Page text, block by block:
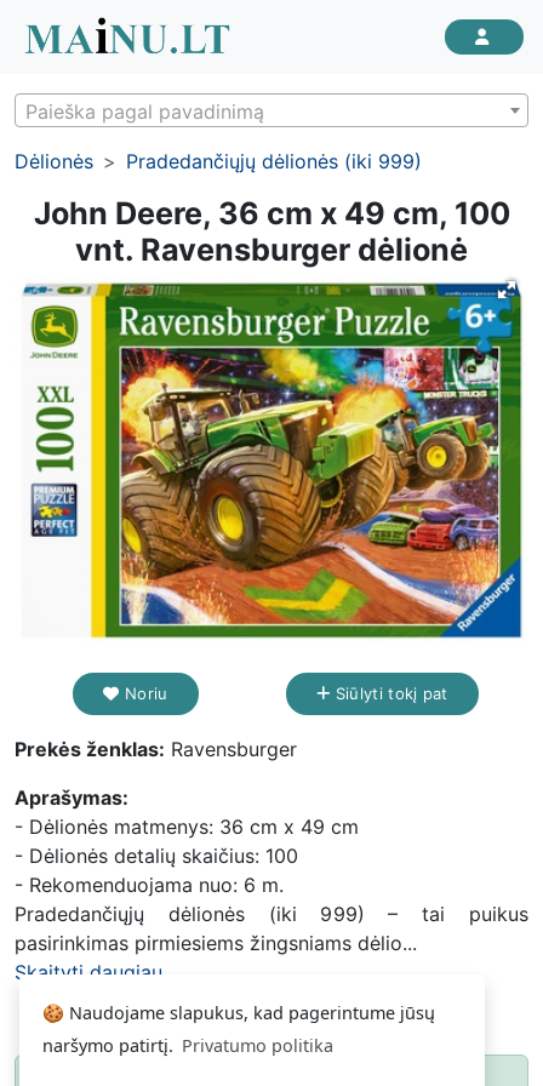
🍪 Naudojame slapukus, kad pagerintume jūsų
naršymo patirtį. Privatumo politika
Paieška pagal pavadinimą
Dėlionės Pradedančiųjų dėlionės (iki 999)
John Deere, 36 cm x 49 cm, 100
vnt. Ravensburger dėlionė
Noriu Siūlyti tokį pat
Prekės ženklas: Ravensburger
Aprašymas:
- Dėlionės matmenys: 36 cm x 49 cm
- Dėlionės detalių skaičius: 100
- Rekomenduojama nuo: 6 m.
Pradedančiųjų dėlionės (iki 999) – tai puikus
pasirinkimas pirmiesiems žingsniams dėlio...
Skaityti daugiau...